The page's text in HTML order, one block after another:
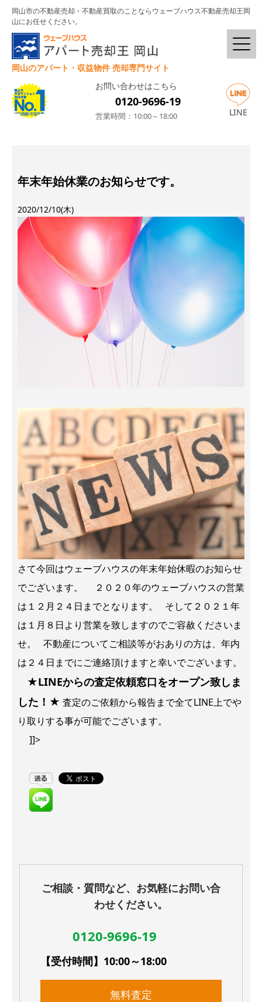
岡山市の不動産売却・不動産買取のことならウェーブハウス不動産売却王岡
山にお任せください。
岡山のアパート・収益物件 売却専門サイト
お問い合わせはこちら
0120-9696-19
営業時間：10:00～18:00 LINE
年末年始休業のお知らせです。
2020/12/10(木)
さて今回はウェーブハウスの年末年始休暇のお知らせ
でございます。 ２０２０年のウェーブハウスの営業
は１２月２４日までとなります。 そして２０２１年
は１月８日より営業を致しますのでご容赦くださいま
せ。 不動産についてご相談等がおありの方は、年内
は２４日までにご連絡頂けますと幸いでございます。
★LINEからの査定依頼窓口をオープン致しま
した！★ 査定のご依頼から報告まで全てLINE上でや
り取りする事が可能でございます。
]]>
ご相談・質問など、お気軽にお問い合
わせください。
0120-9696-19
【受付時間】10:00～18:00
無料査定